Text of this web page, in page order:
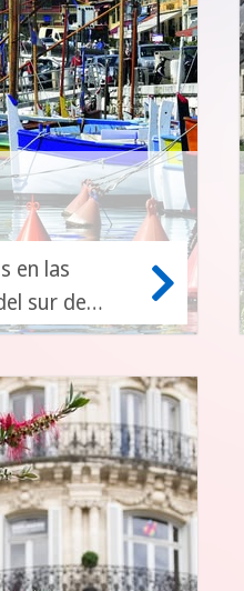
en las
sur de